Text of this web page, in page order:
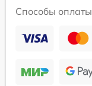
Способы оплаты